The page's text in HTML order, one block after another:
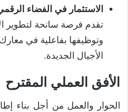
الاستثمار في الفضاء
تقدم فرصة سانحة لتطوير
وتوظيفها بفاعلية في
الأجيال الجديدة.
الأفق العملي المقترح
الحوار والعمل من أجل بناء